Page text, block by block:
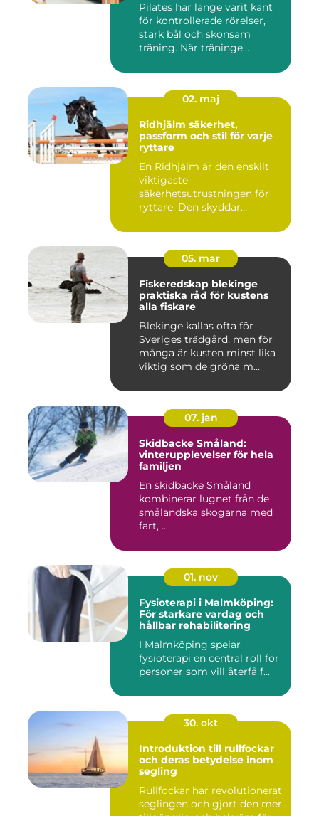
Pilates har länge varit känt
för kontrollerade rörelser,
stark bål och skonsam
träning. När träninge...
02. maj
Ridhjälm säkerhet,
passform och stil för varje
ryttare
En Ridhjälm är den enskilt
viktigaste
säkerhetsutrustningen för
ryttare. Den skyddar
05. mar
Fiskeredskap blekinge
praktiska råd för kustens
alla fiskare
Blekinge kallas ofta för
Sveriges trädgård, men för
många är kusten minst lika
viktig som de gröna m...
07. jan
Skidbacke Småland:
vinterupplevelser för hela
familjen
En skidbacke Småland
kombinerar lugnet från de
småländska skogarna med
fart, ...
01. nov
Fysioterapi i Malmköping:
För starkare vardag och
hållbar rehabilitering
I Malmköping spelar
fysioterapi en central roll för
personer som vill återfå f...
30. okt
Introduktion till rullfockar
och deras betydelse inom
segling
Rullfockar har revolutionerat
seglingen och gjort den mer